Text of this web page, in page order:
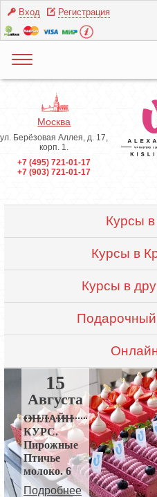
Вход Регистрация
Москва
ул. Берёзовая Аллея, д. 17,
корп. 1.
+7 (495) 721-01-17
+7 (903) 721-01-17
Курсы
Курсы в
Курсы в
15
Августа
ОНЛАЙН
КУРС.
Пирожные
Птичье
молоко. 6
видов.
Подробнее